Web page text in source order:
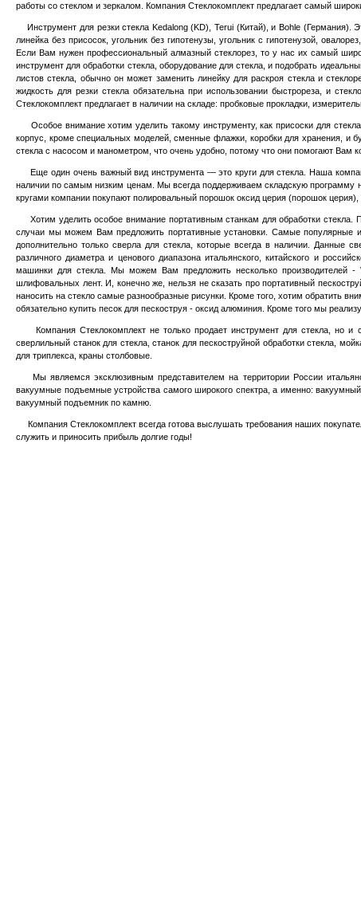
работы со стеклом и зеркалом. Компания Стеклокомплект предлагает самый
Инструмент для резки стекла Kedalong (KD), Terui (Китай), и Bohle (Германия).
линейка без присосок, угольник без гипотенузы, угольник с гипотенузой,
Если Вам нужен профессиональный алмазный стеклорез, то у нас их самый
инструмент для обработки стекла, оборудование для стекла, и подобрать
листов стекла, обычно он может заменить линейку для раскроя стекла и
жидкость для резки стекла обязательна при использовании быстрореза, и
Стеклокомплект предлагает в наличии на складе: пробковые прокладки,
Особое внимание хотим уделить такому инструменту, как присоски для
корпус, кроме специальных моделей, сменные флажки, коробки для хранения, и
стекла с насосом и манометром, что очень удобно, потому что они помогают Вам
Еще один очень важный вид инструмента — это круги для стекла. Наша
наличии по самым низким ценам. Мы всегда поддерживаем складскую программу
кругами компании покупают полировальный порошок оксид церия (порошок
Хотим уделить особое внимание портативным станкам для обработки стекла.
случаи мы можем Вам предложить портативные установки. Самые популярные
дополнительно только сверла для стекла, которые всегда в наличии. Данные
различного диаметра и ценового диапазона итальянского, китайского и
машинки для стекла. Мы можем Вам предложить несколько производителей -
шлифовальных лент. И, конечно же, нельзя не сказать про портативный
наносить на стекло самые разнообразные рисунки. Кроме того, хотим обратить
обязательно купить песок для пескоструя - оксид алюминия. Кроме того мы
Компания Стеклокомплект не только продает инструмент для стекла, но и
сверлильный станок для стекла, станок для пескоструйной обработки стекла,
для триплекса, краны столбовые.
Мы являемся эксклюзивным представителем на территории России
вакуумные подъемные устройства самого широкого спектра, а именно:
вакуумный подъемник по камню.
Компания Стеклокомплект всегда готова выслушать требования наших
служить и приносить прибыль долгие годы!